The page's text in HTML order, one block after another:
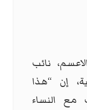
نائب
إن “هذا
مع النساء